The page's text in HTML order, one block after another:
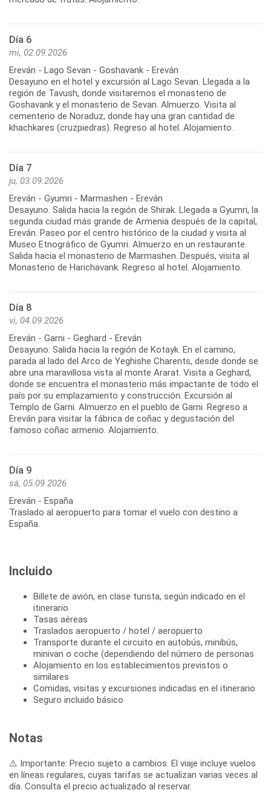
Día 6
mi, 02.09.2026
Ereván - Lago Sevan - Goshavank - Ereván
Desayuno en el hotel y excursión al Lago Sevan. Llegada a la
región de Tavush, donde visitaremos el monasterio de
Goshavank y el monasterio de Sevan. Almuerzo. Visita al
cementerio de Noraduz, donde hay una gran cantidad de
Día 7
ju, 03.09.2026
Ereván - Gyumri - Marmashen - Ereván
Desayuno. Salida hacia la región de Shirak. Llegada a Gyumri, la
segunda ciudad más grande de Armenia después de la capital,
Ereván. Paseo por el centro histórico de la ciudad y visita al
Museo Etnográfico de Gyumri. Almuerzo en un restaurante.
Salida hacia el monasterio de Marmashen. Después, visita al
Día 8
vi, 04.09.2026
Ereván - Garni - Geghard - Ereván
Desayuno. Salida hacia la región de Kotayk. En el camino,
parada al lado del Arco de Yeghishe Charents, desde donde se
abre una maravillosa vista al monte Ararat. Visita a Geghard,
donde se encuentra el monasterio más impactante de todo el
país por su emplazamiento y construcción. Excursión al
Templo de Garni. Almuerzo en el pueblo de Garni. Regreso a
Ereván para visitar la fábrica de coñac y degustación del
Día 9
sá, 05.09.2026
Ereván - España
Traslado al aeropuerto para tomar el vuelo con destino a
Incluido
Billete de avión, en clase turista, según indicado en el
itinerario
Tasas aéreas
Traslados aeropuerto / hotel / aeropuerto
Transporte durante el circuito en autobús, minibús,
minivan o coche (dependiendo del número de personas
Alojamiento en los establecimientos previstos o
similares
Comidas, visitas y excursiones indicadas en el itinerario
Seguro incluido básico
Notas
⚠️ Importante: Precio sujeto a cambios. El viaje incluye vuelos
en líneas regulares, cuyas tarifas se actualizan varias veces al
día. Consulta el precio actualizado al reservar.